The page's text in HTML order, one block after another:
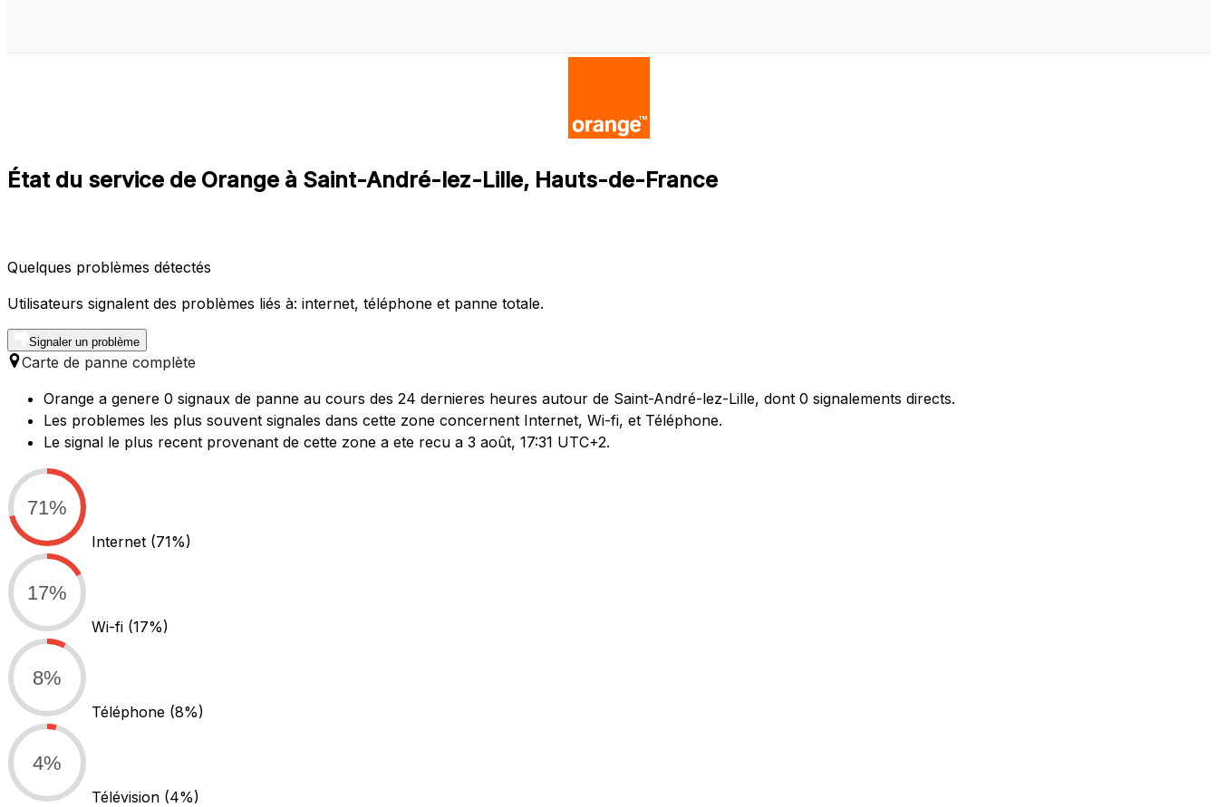
État du service de Orange à Saint-André-lez-Lille, Hauts-de-France
Quelques problèmes détectés
Utilisateurs signalent des problèmes liés à: internet, téléphone et panne totale.
Signaler un problème
Carte de panne complète
Orange a genere 0 signaux de panne au cours des 24 dernieres heures autour de Saint-André-lez-Lille, dont 0 signalements directs.
Les problemes les plus souvent signales dans cette zone concernent Internet, Wi-fi, et Téléphone.
Le signal le plus recent provenant de cette zone a ete recu a 3 août, 17:31 UTC+2.
71%
Internet (71%)
17%
Wi-fi (17%)
8%
Téléphone (8%)
4%
Télévision (4%)